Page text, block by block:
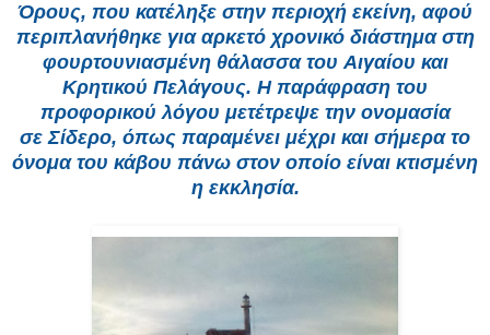
Όρους, που κατέληξε στην περιοχή εκείνη, αφού
περιπλανήθηκε για αρκετό χρονικό διάστημα στη
φουρτουνιασμένη θάλασσα του Αιγαίου και
Κρητικού Πελάγους. Η παράφραση του
προφορικού λόγου μετέτρεψε την ονομασία
σε Σίδερο, όπως παραμένει μέχρι και σήμερα το
όνομα του κάβου πάνω στον οποίο είναι κτισμένη
η εκκλησία.